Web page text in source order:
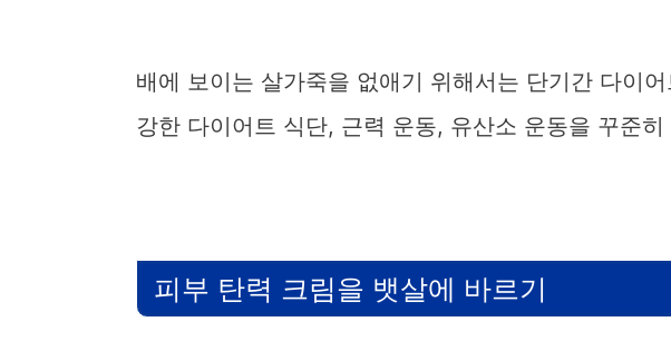
배에 보이는 살가죽을 없애기 위해서는 단기간 다이
강한 다이어트 식단, 근력 운동, 유산소 운동을 꾸준
피부 탄력 크림을 뱃살에 바르기